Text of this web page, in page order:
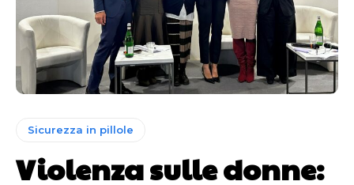
Sicurezza in pillole
Violenza sulle donne: